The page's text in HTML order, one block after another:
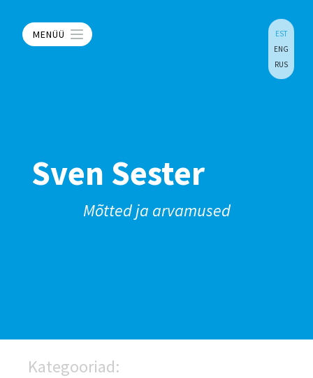
MENÜÜ
EST
ENG
RUS
Sven Sester
Mõtted ja arvamused
Kategooriad: